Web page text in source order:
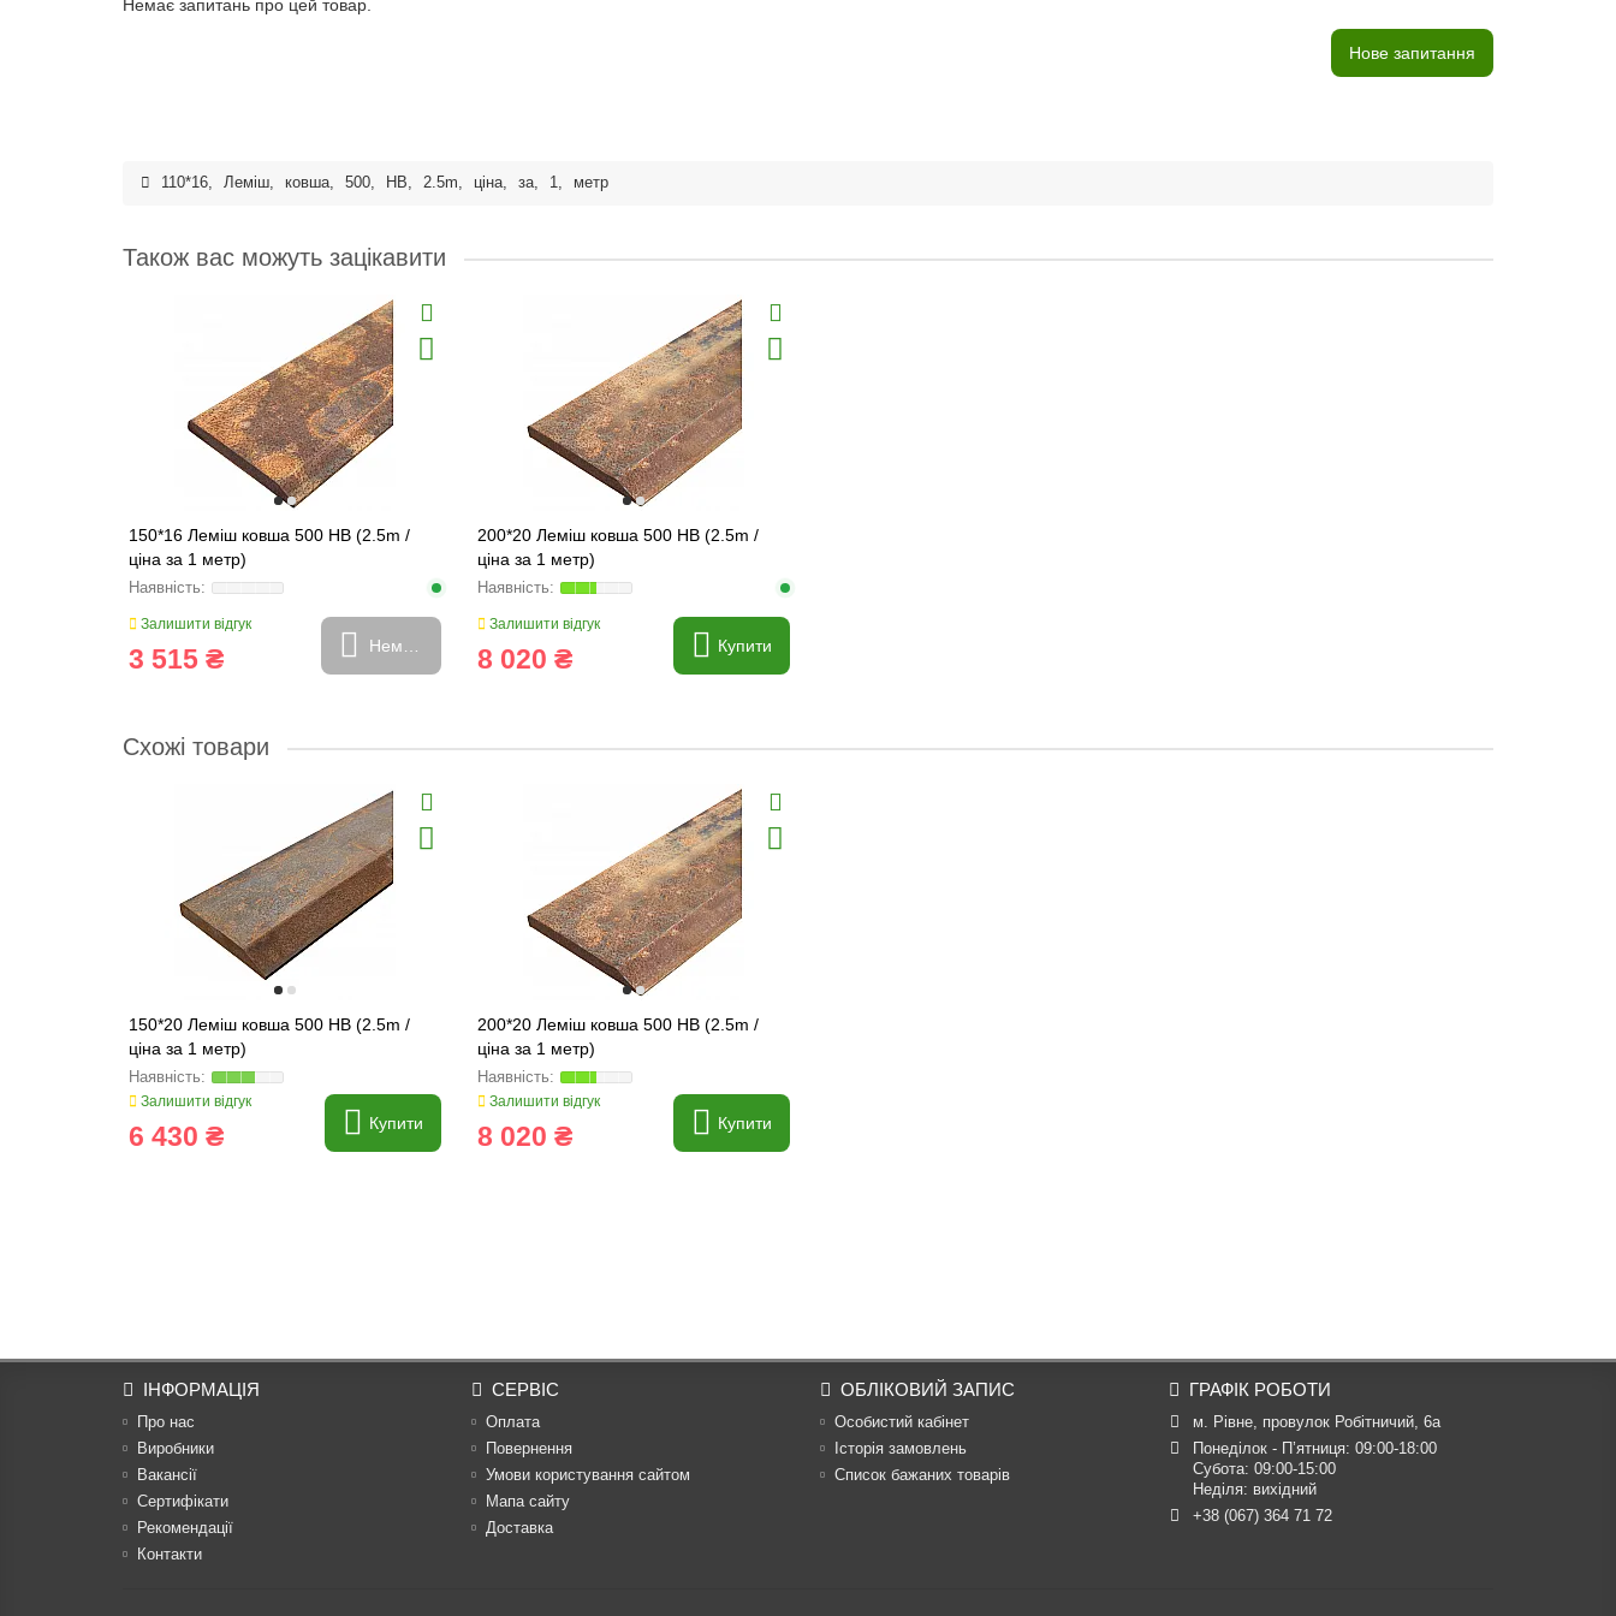
Немає запитань про цей товар.
Нове запитання
110*16, Леміш, ковша, 500, HB, 2.5m, ціна, за, 1, метр
Також вас можуть зацікавити
150*16 Леміш ковша 500 HB (2.5m /
ціна за 1 метр)
Залишити відгук
3 515 ₴ Немає в наявності
200*20 Леміш ковша 500 HB (2.5m /
ціна за 1 метр)
Залишити відгук
8 020 ₴ Купити
Схожі товари
150*20 Леміш ковша 500 HB (2.5m /
ціна за 1 метр)
Залишити відгук
6 430 ₴ Купити
200*20 Леміш ковша 500 HB (2.5m /
ціна за 1 метр)
Залишити відгук
8 020 ₴ Купити
ІНФОРМАЦІЯ
Про нас
Виробники
Вакансії
Сертифікати
Рекомендації
Контакти
СЕРВІС
Оплата
Повернення
Умови користування сайтом
Мапа сайту
Доставка
ОБЛІКОВИЙ ЗАПИС
Особистий кабінет
Історія замовлень
Список бажаних товарів
ГРАФІК РОБОТИ
м. Рівне, провулок Робітничий, 6а
Понеділок - П’ятниця: 09:00-18:00
Субота: 09:00-15:00
Неділя: вихідний
+38 (067) 364 71 72